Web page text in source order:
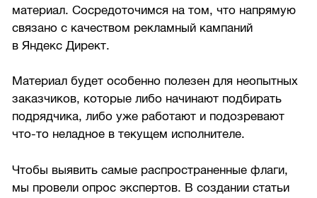
материал. Сосредоточимся на том, что напрямую
связано с качеством рекламный кампаний
в Яндекс Директ.
Материал будет особенно полезен для неопытных
заказчиков, которые либо начинают подбирать
подрядчика, либо уже работают и подозревают
что-то неладное в текущем исполнителе.
Чтобы выявить самые распространенные флаги,
мы провели опрос экспертов. В создании статьи